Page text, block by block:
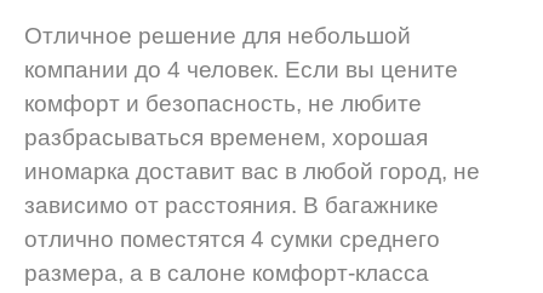
Отличное решение для небольшой
компании до 4 человек. Если вы цените
комфорт и безопасность, не любите
разбрасываться временем, хорошая
иномарка доставит вас в любой город, не
зависимо от расстояния. В багажнике
отлично поместятся 4 сумки среднего
размера, а в салоне комфорт-класса